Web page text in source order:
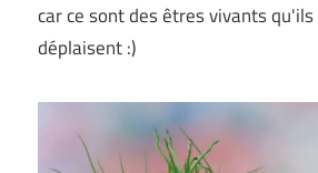
car ce sont des êtres vivants qu'ils
déplaisent :)